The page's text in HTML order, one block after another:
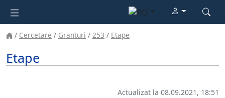
Cercetare Granturi 253 Etape
Etape
Actualizat la 08.09.2021, 18:51